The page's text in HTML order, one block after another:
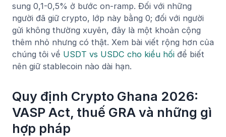
sung 0,1-0,5% ở bước on-ramp. Đối với những
người đã giữ crypto, lớp này bằng 0; đối với người
gửi không thường xuyên, đây là một khoản cộng
thêm nhỏ nhưng có thật. Xem bài viết rộng hơn của
chúng tôi về USDT vs USDC cho kiều hối để biết
nên giữ stablecoin nào dài hạn.
Quy định Crypto Ghana 2026:
VASP Act, thuế GRA và những gì
hợp pháp